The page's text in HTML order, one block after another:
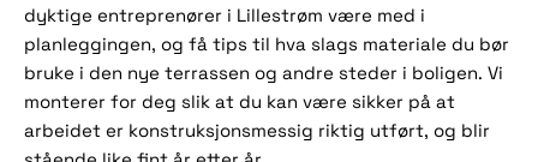
dyktige entreprenører i Lillestrøm være med i
planleggingen, og få tips til hva slags materiale du bør
bruke i den nye terrassen og andre steder i boligen. Vi
monterer for deg slik at du kan være sikker på at
arbeidet er konstruksjonsmessig riktig utført, og blir